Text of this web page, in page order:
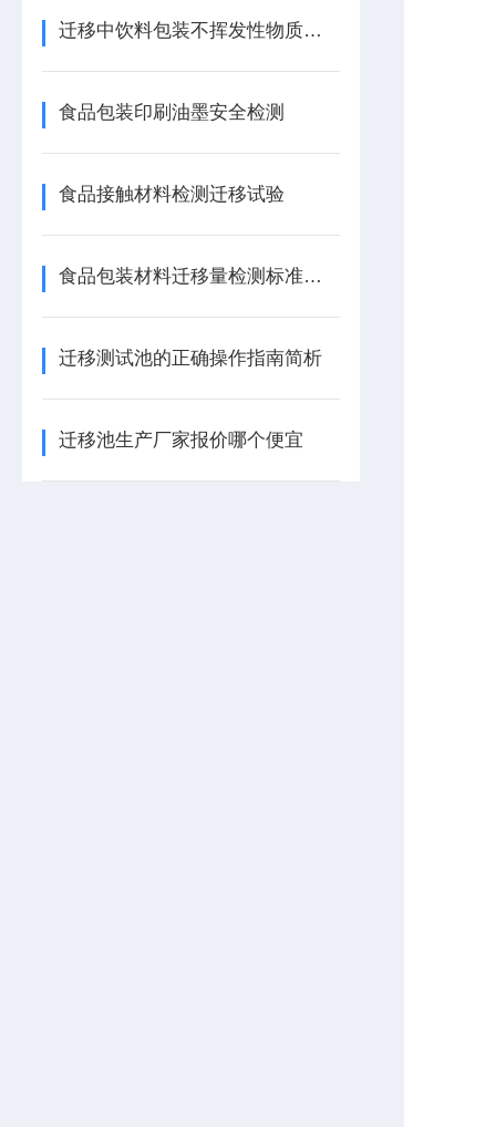
迁移中饮料包装不挥发性物质含量测试
食品包装印刷油墨安全检测
食品接触材料检测迁移试验
食品包装材料迁移量检测标准及注意事项
迁移测试池的正确操作指南简析
迁移池生产厂家报价哪个便宜